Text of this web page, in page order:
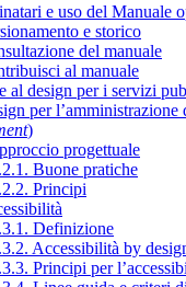
e uso del Manuale
e storico
del manuale
al manuale
al design per i servizi
per l’amministrazione
)
progettuale
Buone pratiche
Principi
Definizione
Accessibilità by
Principi per